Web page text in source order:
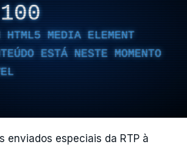
100
HTML5 MEDIA ELEMENT
ESTÁ NESTE MOMENTO
enviados especiais da RTP à